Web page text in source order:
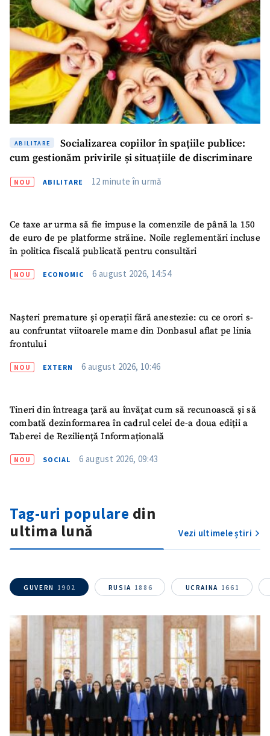
ABILITARE
Socializarea copiilor în spațiile publice:
cum gestionăm privirile și situațiile de discriminare
NOU ABILITARE 12 minute în urmă
Ce taxe ar urma să fie impuse la comenzile de până la 150
de euro de pe platforme străine. Noile reglementări incluse
în politica fiscală publicată pentru consultări
NOU ECONOMIC 6 august 2026, 14:54
Nașteri premature și operații fără anestezie: cu ce orori s-
au confruntat viitoarele mame din Donbasul aflat pe linia
frontului
NOU EXTERN 6 august 2026, 10:46
Tineri din întreaga țară au învățat cum să recunoască și să
combată dezinformarea în cadrul celei de-a doua ediții a
Taberei de Reziliență Informațională
NOU SOCIAL 6 august 2026, 09:43
Tag-uri populare din
ultima lună
Vezi ultimele știri
GUVERN 1902 RUSIA 1886 UCRAINA 1661
Fotografie
+ Încarcă imagine
Mesajul știrei
+ Mesajul știrei
CONTACT SURSĂ
Nume+ Numele meu
Email+ Emailul meu
Telefon
+ Telefon personal
Am citit și sunt de
politica de
confidențialitate.